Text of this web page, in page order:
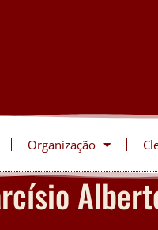
Organização